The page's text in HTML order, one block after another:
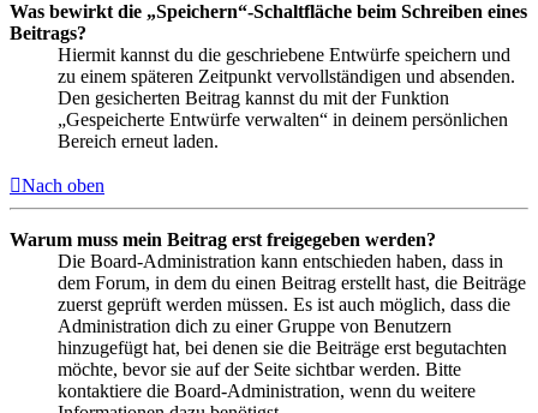
Was bewirkt die „Speichern“-Schaltfläche beim Schreiben eines
Beitrags?
Hiermit kannst du die geschriebene Entwürfe speichern und
zu einem späteren Zeitpunkt vervollständigen und absenden.
Den gesicherten Beitrag kannst du mit der Funktion
„Gespeicherte Entwürfe verwalten“ in deinem persönlichen
Bereich erneut laden.
Nach oben
Warum muss mein Beitrag erst freigegeben werden?
Die Board-Administration kann entschieden haben, dass in
dem Forum, in dem du einen Beitrag erstellt hast, die Beiträge
zuerst geprüft werden müssen. Es ist auch möglich, dass die
Administration dich zu einer Gruppe von Benutzern
hinzugefügt hat, bei denen sie die Beiträge erst begutachten
möchte, bevor sie auf der Seite sichtbar werden. Bitte
kontaktiere die Board-Administration, wenn du weitere